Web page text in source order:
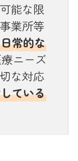
能な限
業所等
日常的な
ニーズ
な対応
ている